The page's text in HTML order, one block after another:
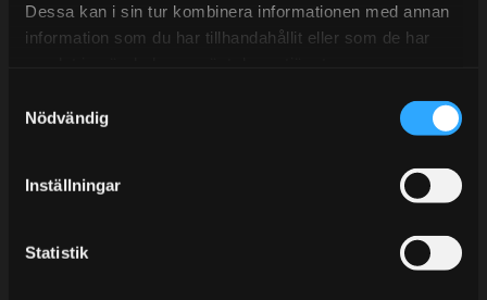
Dessa kan i sin tur kombinera informationen med annan
information som du har tillhandahållit eller som de har
Nödvändig
Inställningar
Statistik
E-post:info@streetperformance.se
BLOG
KONTAKTA OSS